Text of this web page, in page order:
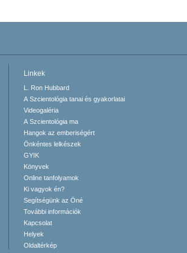
Linkek
L. Ron Hubbard
A Szcientológia tanai és gyakorlatai
Videogaléria
A Szcientológia ma
Hangok az emberiségért
Önkéntes lelkészek
GYIK
Könyvek
Online tanfolyamok
Ki vagyok én?
Segítségünk az Öné
További információk
Kapcsolat
Helyek
Oldaltérkép